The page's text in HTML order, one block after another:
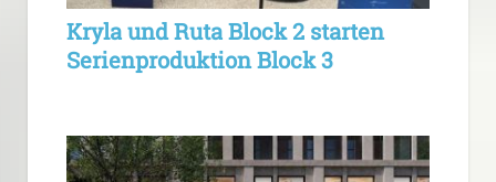
Kryla und Ruta Block 2 starten
Serienproduktion Block 3